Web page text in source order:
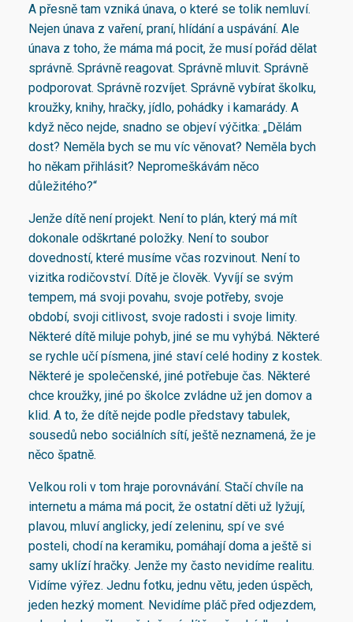
A přesně tam vzniká únava, o které se tolik nemluví.
Nejen únava z vaření, praní, hlídání a uspávání. Ale
únava z toho, že máma má pocit, že musí pořád dělat
správně. Správně reagovat. Správně mluvit. Správně
podporovat. Správně rozvíjet. Správně vybírat školku,
kroužky, knihy, hračky, jídlo, pohádky i kamarády. A
když něco nejde, snadno se objeví výčitka: „Dělám
dost? Neměla bych se mu víc věnovat? Neměla bych
ho někam přihlásit? Nepromeškávám něco
důležitého?“
Jenže dítě není projekt. Není to plán, který má mít
dokonale odškrtané položky. Není to soubor
dovedností, které musíme včas rozvinout. Není to
vizitka rodičovství. Dítě je člověk. Vyvíjí se svým
tempem, má svoji povahu, svoje potřeby, svoje
období, svoji citlivost, svoje radosti i svoje limity.
Některé dítě miluje pohyb, jiné se mu vyhýbá. Některé
se rychle učí písmena, jiné staví celé hodiny z kostek.
Některé je společenské, jiné potřebuje čas. Některé
chce kroužky, jiné po školce zvládne už jen domov a
klid. A to, že dítě nejde podle představy tabulek,
sousedů nebo sociálních sítí, ještě neznamená, že je
něco špatně.
Velkou roli v tom hraje porovnávání. Stačí chvíle na
internetu a máma má pocit, že ostatní děti už lyžují,
plavou, mluví anglicky, jedí zeleninu, spí ve své
posteli, chodí na keramiku, pomáhají doma a ještě si
samy uklízí hračky. Jenže my často nevidíme realitu.
Vidíme výřez. Jednu fotku, jednu větu, jeden úspěch,
jeden hezký moment. Nevidíme pláč před odjezdem,